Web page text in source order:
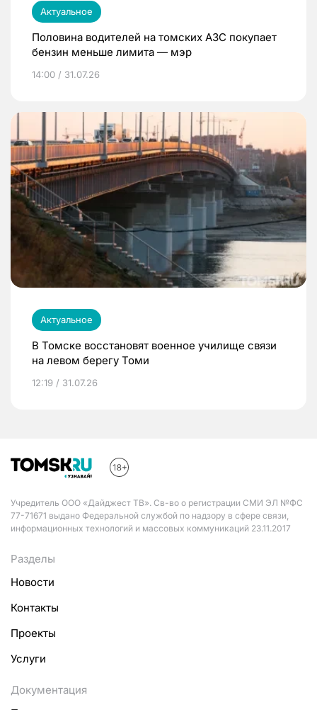
Актуальное
Половина водителей на томских АЗС покупает
бензин меньше лимита — мэр
14:00 / 31.07.26
Актуальное
В Томске восстановят военное училище связи
на левом берегу Томи
12:19 / 31.07.26
Учредитель ООО «Дайджест ТВ». Св-во о регистрации СМИ ЭЛ №ФС
77-71671 выдано Федеральной службой по надзору в сфере связи,
информационных технологий и массовых коммуникаций 23.11.2017
Разделы
Новости
Контакты
Проекты
Услуги
Документация